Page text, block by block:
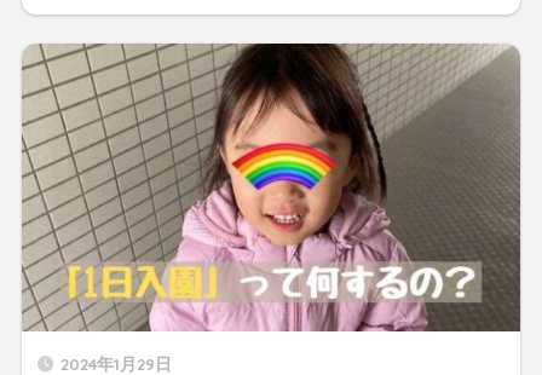
2024年1月29日